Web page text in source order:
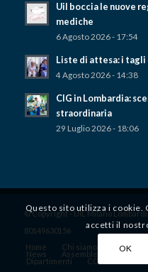
Uil boccia le nuove
mediche
6 Agosto 2026 - 17:54
Liste di attesa: i
4 Agosto 2026 - 14:38
CIG in Lombardia:
straordinaria
29 Luglio 2026 - 18:06
© Copyright - UIL Milano
80149630156
Home
Chi siamo Dove
News Assemblee territoriali
Dipartimenti CONVENZIONI
Questo sito utilizza i cookie.
accetti il
OK